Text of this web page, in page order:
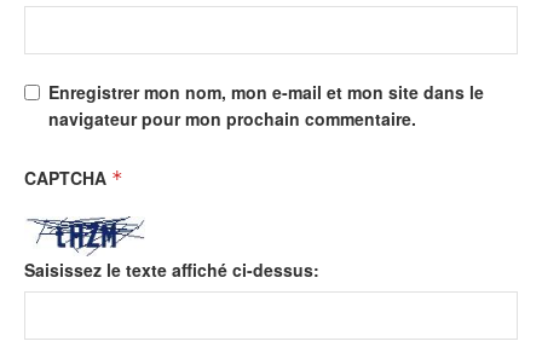
Enregistrer mon nom, mon e-mail et mon site dans le
navigateur pour mon prochain commentaire.
CAPTCHA *
Saisissez le texte affiché ci-dessus: